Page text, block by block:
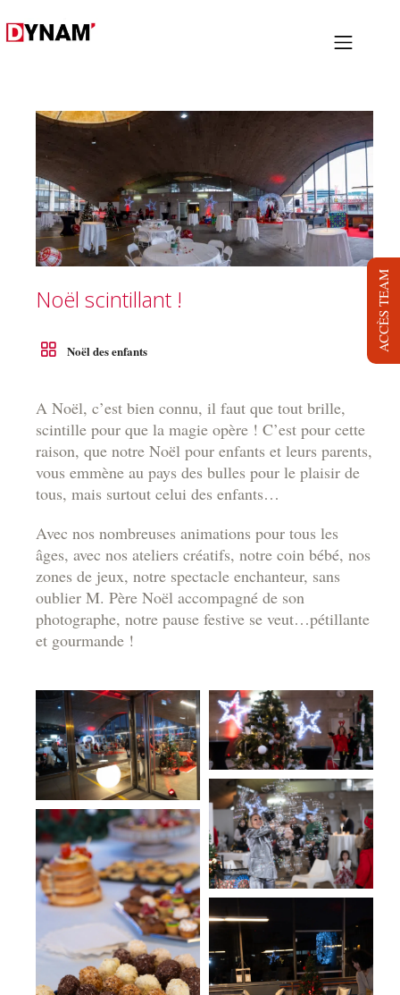
NOUS
LOCATION
BLOG
Noël scintillant !
Noël des enfants
A Noël, c’est bien connu, il faut que tout brille,
scintille pour que la magie opère ! C’est pour cette
raison, que notre Noël pour enfants et leurs parents,
vous emmène au pays des bulles pour le plaisir de
tous, mais surtout celui des enfants…
Avec nos nombreuses animations pour tous les
âges, avec nos ateliers créatifs, notre coin bébé, nos
zones de jeux, notre spectacle enchanteur, sans
oublier M. Père Noël accompagné de son
photographe, notre pause festive se veut…pétillante
et gourmande !
ACCÈS TEAM